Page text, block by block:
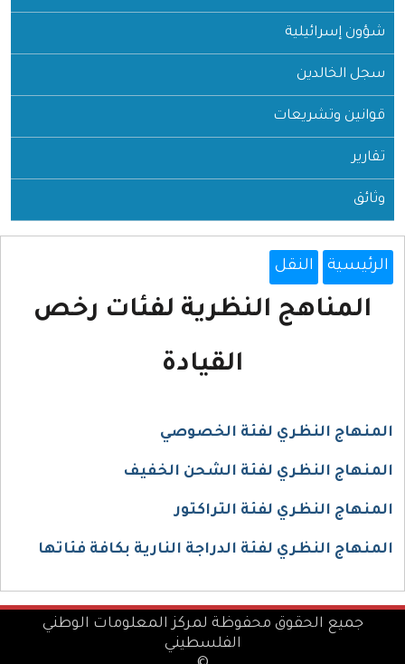
شؤون إسرائيلية
سجل الخالدين
قوانين وتشريعات
تقارير
وثائق
الرئيسية النقل
المناهج النظرية لفئات رخص
القيادة
المنهاج النظري لفئة الخصوصي
المنهاج النظري لفئة الشحن الخفيف
المنهاج النظري لفئة التراكتور
المنهاج النظري لفئة الدراجة النارية بكافة فئاتها
جميع الحقوق محفوظة لمركز المعلومات الوطني
الفلسطيني